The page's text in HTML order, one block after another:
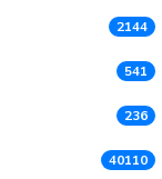
2144
541
236
40110